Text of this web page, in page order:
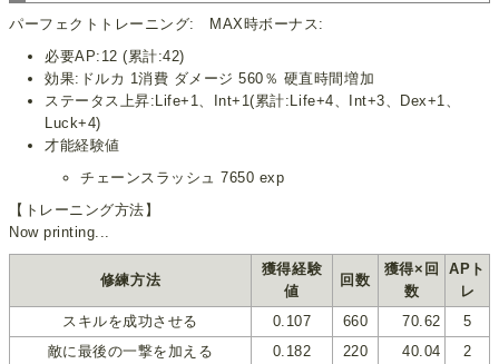
パーフェクトトレーニング: MAX時ボーナス:
必要AP:12 (累計:42)
効果:ドルカ 1消費 ダメージ 560％ 硬直時間増加
ステータス上昇:Life+1、Int+1(累計:Life+4、Int+3、Dex+1、
Luck+4)
才能経験値
チェーンスラッシュ 7650 exp
【トレーニング方法】
Now printing...
修練方法
獲得経験
値
回数
獲得×回
数
APト
レ
スキルを成功させる
0.107 660 70.62
5
敵に最後の一撃を加える
0.182 220 40.04 2